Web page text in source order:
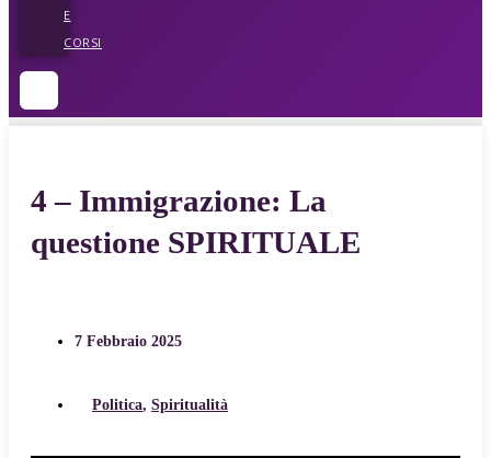
E
CORSI
4 – Immigrazione: La
questione SPIRITUALE
7 Febbraio 2025
Politica, Spiritualità